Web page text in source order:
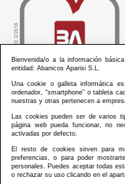
Bienvenida/o a la información
entidad: Abanicos Aparisi S.L.
Una cookie o galleta informática
ordenador, “smartphone” o tableta
nuestras y otras pertenecen a
Las cookies pueden ser de varios
página web pueda funcionar, no
activadas por defecto.
El resto de cookies sirven para
preferencias, o para poder
personales. Puedes aceptar todas
o rechazar su uso clicando en el